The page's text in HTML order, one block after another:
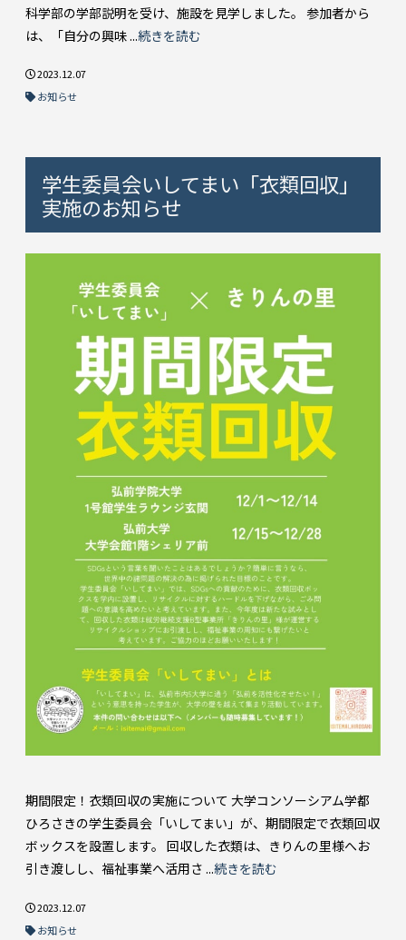
科学部の学部説明を受け、施設を見学しました。 参加者から
は、「自分の興味 ...続きを読む
2023.12.07
お知らせ
学生委員会いしてまい「衣類回収」
実施のお知らせ
期間限定！衣類回収の実施について 大学コンソーシアム学都
ひろさきの学生委員会「いしてまい」が、期間限定で衣類回収
ボックスを設置します。 回収した衣類は、きりんの里様へお
引き渡しし、福祉事業へ活用さ ...続きを読む
2023.12.07
お知らせ